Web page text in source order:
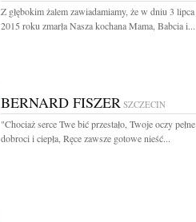
Z głębokim żalem zawiadamiamy, że w dniu 3 lipca
2015 roku zmarła Nasza kochana Mama, Babcia i...
BERNARD FISZER SZCZECIN
"Chociaż serce Twe bić przestało, Twoje oczy pełne
dobroci i ciepła, Ręce zawsze gotowe nieść...